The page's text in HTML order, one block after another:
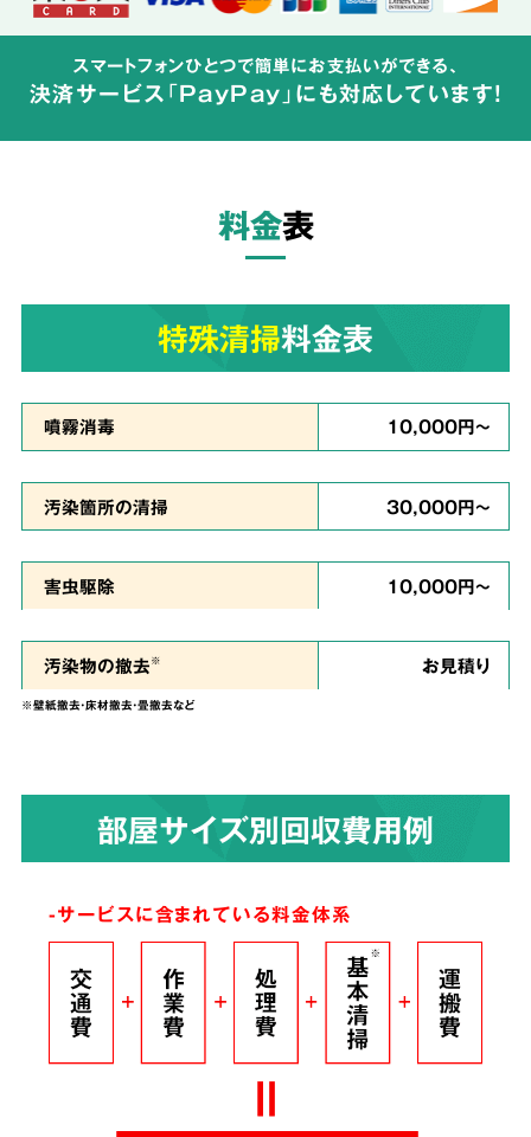
が広がらないよう配慮して体液や汚物の汚れを
ご依頼者様の気持ちに
対応
真心を
込めて対応
私たちは、
ご依頼者様のお気持ちに寄り添い、
いで誠心誠意を尽くして作業させていただきま
す。
染みついたあらゆる臭いも
解決！完全脱臭除去保証
根こそぎ
脱臭
スマートフォンひとつで簡単にお支払いができる、
決済サービス「PayPay」にも対応しています!
料金表
特殊清掃料金表
噴霧消毒 10,000円～
汚染箇所の清掃 30,000円～
害虫駆除 10,000円～
汚染物の撤去※ お見積り
※壁紙撤去・床材撤去・畳撤去など
部屋サイズ別回収費用例
-サービスに含まれている料金体系